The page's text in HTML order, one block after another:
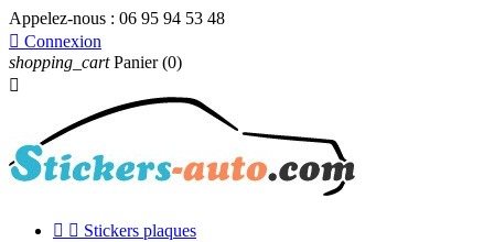
Appelez-nous : 06 95 94 53 48
 Connexion
shopping_cart Panier (0)

  Stickers plaques